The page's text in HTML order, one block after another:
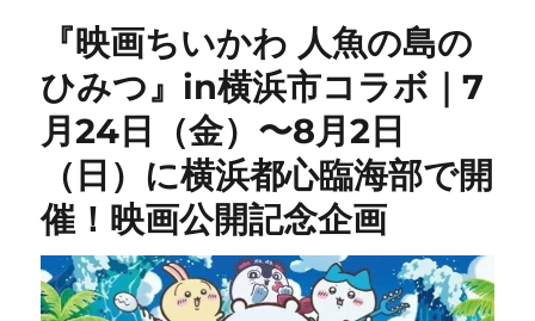
『映画ちいかわ 人魚の島の
ひみつ』in横浜市コラボ｜7
月24日（金）〜8月2日
（日）に横浜都心臨海部で開
催！映画公開記念企画